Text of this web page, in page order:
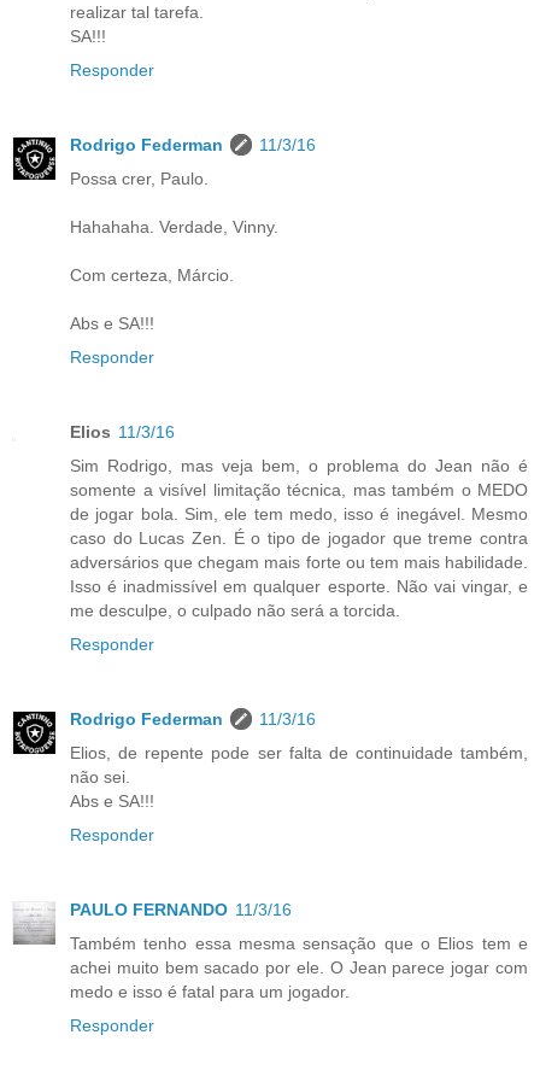
realizar tal tarefa.
SA!!!
Responder
Rodrigo Federman
11/3/16
Possa crer, Paulo.
Hahahaha. Verdade, Vinny.
Com certeza, Márcio.
Abs e SA!!!
Responder
Elios 11/3/16
Sim Rodrigo, mas veja bem, o problema do Jean não é
somente a visível limitação técnica, mas também o MEDO
de jogar bola. Sim, ele tem medo, isso é inegável. Mesmo
caso do Lucas Zen. É o tipo de jogador que treme contra
adversários que chegam mais forte ou tem mais habilidade.
Isso é inadmissível em qualquer esporte. Não vai vingar, e
me desculpe, o culpado não será a torcida.
Responder
Rodrigo Federman
11/3/16
Elios, de repente pode ser falta de continuidade também,
não sei.
Abs e SA!!!
Responder
PAULO FERNANDO 11/3/16
Também tenho essa mesma sensação que o Elios tem e
achei muito bem sacado por ele. O Jean parece jogar com
medo e isso é fatal para um jogador.
Responder